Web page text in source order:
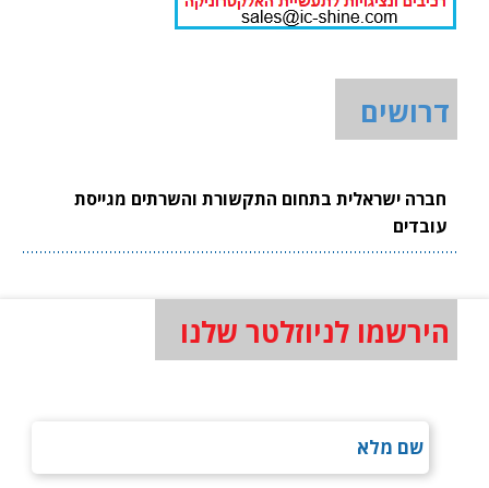
דרושים
חברה ישראלית בתחום התקשורת והשרתים מגייסת
עובדים
הירשמו לניוזלטר שלנו